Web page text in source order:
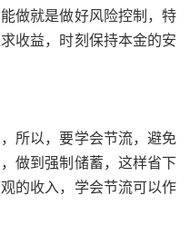
做就是做好风险控制，特
收益，时刻保持本金的安
所以，要学会节流，避免
做到强制储蓄，这样省下
的收入，学会节流可以作